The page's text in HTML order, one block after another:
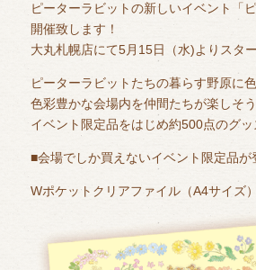
ピーターラビットの新しいイベント「
開催致します！
大丸札幌店にて5月15日（水)よりスター
ピーターラビットたちの暮らす野原に
色彩豊かな会場内を仲間たちが楽しそ
イベント限定品をはじめ約500点のグ
■会場でしか買えないイベント限定品が
Wポケットクリアファイル（A4サイズ